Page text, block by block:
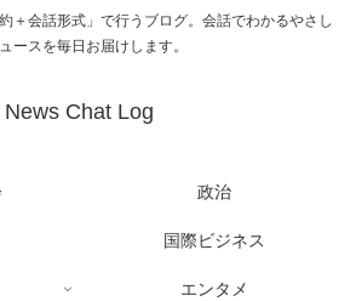
＋会話形式」で行うブログ。会話でわかるやさし
ースを毎日お届けします。
News Chat Log
政治
国際ビジネス
エンタメ